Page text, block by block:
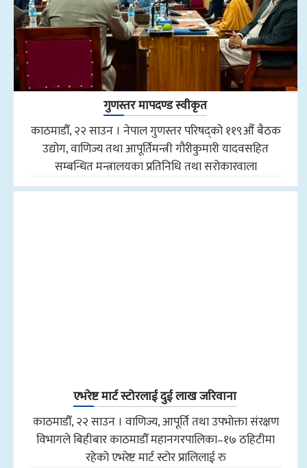
गुणस्तर मापदण्ड स्वीकृत
काठमाडौँ, २२ साउन । नेपाल गुणस्तर परिषद्को ११९औँ बैठक
उद्योग, वाणिज्य तथा आपूर्तिमन्त्री गौरीकुमारी यादवसहित
सम्बन्धित मन्त्रालयका प्रतिनिधि तथा सरोकारवाला
एभरेष्ट मार्ट स्टोरलाई दुई लाख जरिवाना
काठमाडौँ, २२ साउन । वाणिज्य, आपूर्ति तथा उपभोक्ता संरक्षण
विभागले बिहीबार काठमाडौँ महानगरपालिका–१७ ठहिटीमा
रहेको एभरेष्ट मार्ट स्टोर प्रालिलाई रु